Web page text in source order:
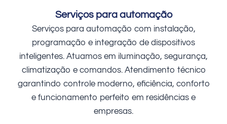
Serviços para automação
Serviços para automação com instalação,
programação e integração de dispositivos
inteligentes. Atuamos em iluminação, segurança,
climatização e comandos. Atendimento técnico
garantindo controle moderno, eficiência, conforto
e funcionamento perfeito em residências e
empresas.